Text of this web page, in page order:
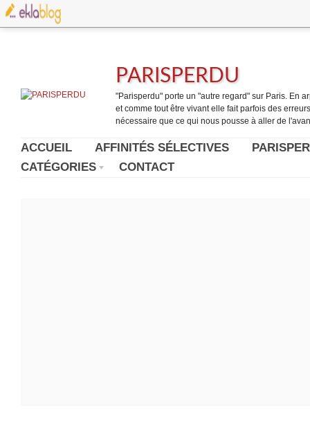
PARISPERDU
"Parisperdu" porte un "autre regard" sur Paris. En
et comme tout être vivant elle fait parfois des
nécessaire que ce qui nous pousse à aller de
ACCUEIL AFFINITÉS SÉLECTIVES
CATÉGORIES
CONTACT